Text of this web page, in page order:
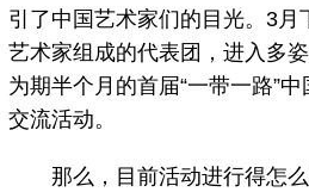
引了中国艺术家们的目光。3月
艺术家组成的代表团，进入多
为期半个月的首届“一带一路”
交流活动。
那么，目前活动进行得怎么